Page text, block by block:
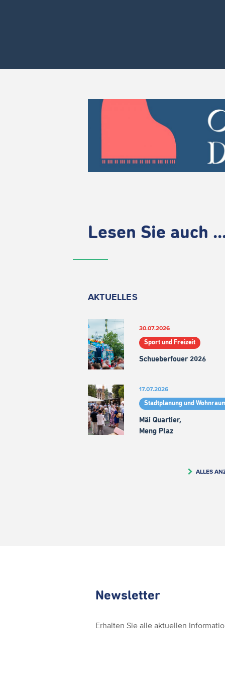
Lesen Sie auch
AKTUELLES
30.07.2026
Sport und Freizeit
Schueberfouer 2026
17.07.2026
Stadtplanung und
Mäi Quartier,
Meng Plaz
ALLES
Newsletter
Erhalten Sie alle aktuellen